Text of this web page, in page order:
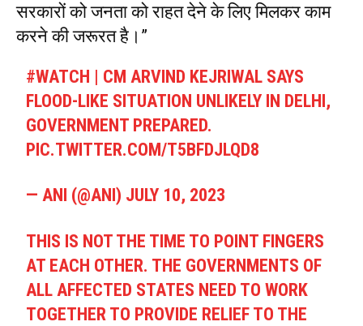
सरकारों को जनता को राहत देने के लिए मिलकर काम
करने की जरूरत है।”
#WATCH | CM ARVIND KEJRIWAL SAYS
FLOOD-LIKE SITUATION UNLIKELY IN DELHI,
GOVERNMENT PREPARED.
PIC.TWITTER.COM/T5BFDJLQD8
— ANI (@ANI) JULY 10, 2023
THIS IS NOT THE TIME TO POINT FINGERS
AT EACH OTHER. THE GOVERNMENTS OF
ALL AFFECTED STATES NEED TO WORK
TOGETHER TO PROVIDE RELIEF TO THE